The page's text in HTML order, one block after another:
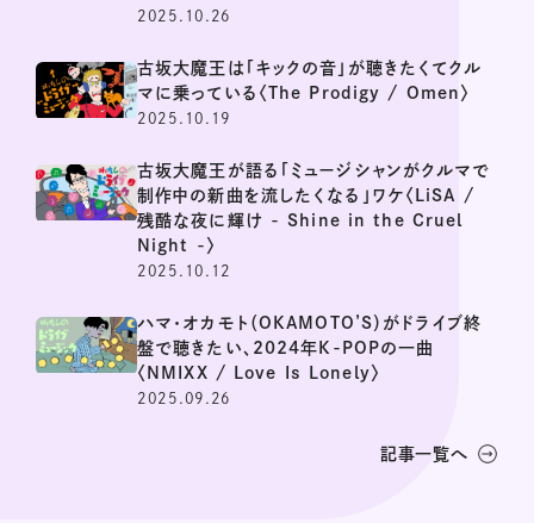
2025.10.26
古坂大魔王は「キックの音」が聴きたくてクル
マに乗っている〈The Prodigy / Omen〉
2025.10.19
古坂大魔王が語る「ミュージシャンがクルマで
制作中の新曲を流したくなる」ワケ〈LiSA /
残酷な夜に輝け - Shine in the Cruel
Night -〉
2025.10.12
ハマ･オカモト（OKAMOTO’S）がドライブ終
盤で聴きたい、2024年K-POPの一曲
〈NMIXX / Love Is Lonely〉
2025.09.26
記事一覧へ